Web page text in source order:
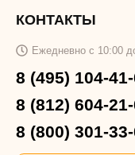
КОНТАКТЫ
Ежедневно с 10:00
8 (495) 104-
8 (812) 604-
8 (800) 301-